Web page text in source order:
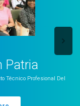
Patria
Técnico Profesional Del